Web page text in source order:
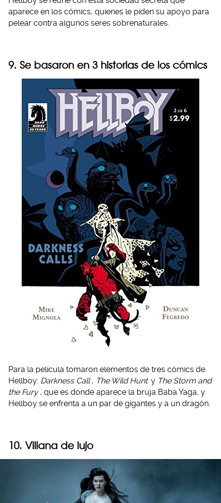
aparece en los cómics, quienes le piden su apoyo para
pelear contra algunos seres sobrenaturales.
9. Se basaron en 3 historias de los cómics
Para la película tomaron elementos de tres cómics de
Hellboy: Darkness Call , The Wild Hunt y The Storm and
the Fury , que es donde aparece la bruja Baba Yaga, y
Hellboy se enfrenta a un par de gigantes y a un dragón.
10. Villana de lujo